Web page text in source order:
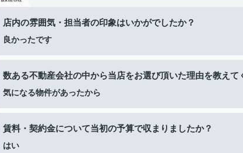
店内の雰囲気・担当者の印象はいかがでしたか？
良かったです
数ある不動産会社の中から当店をお選び頂いた理由を教えて
気になる物件があったから
賃料・契約金について当初の予算で収まりましたか？
はい